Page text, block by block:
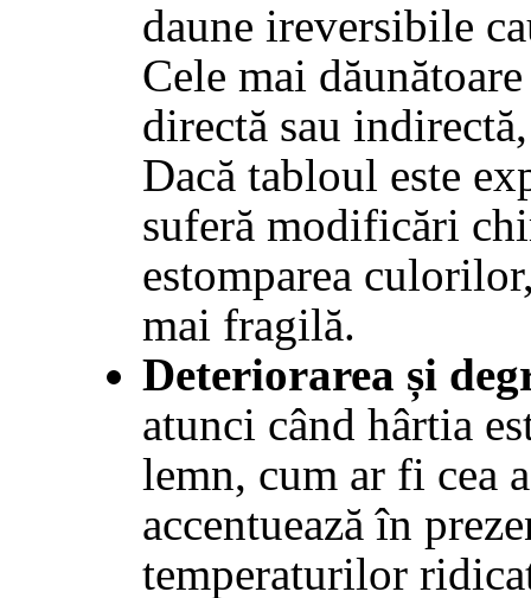
daune ireversibile
Cele mai
directă sau
Dacă tabloul este
suferă modificări
estomparea
mai fragilă.
Deteriorarea și
atunci când hârtia
lemn, cum ar fi cea
accentuează în
temperaturilor